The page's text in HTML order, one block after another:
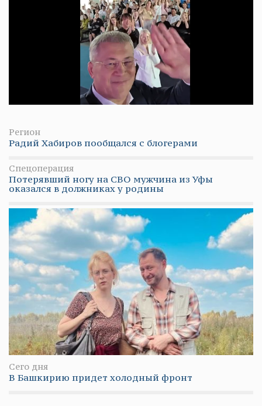
Регион
Радий Хабиров пообщался с блогерами
Спецоперация
Потерявший ногу на СВО мужчина из Уфы
оказался в должниках у родины
Сего дня
В Башкирию придет холодный фронт